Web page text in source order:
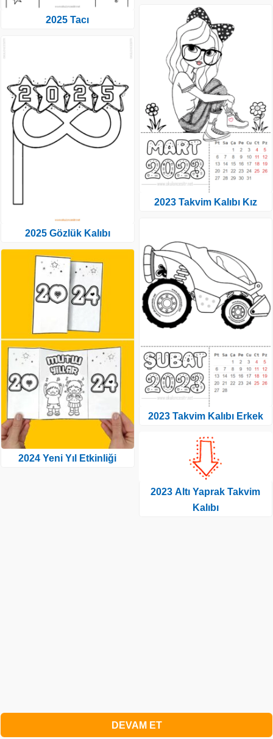
2025 Tacı
2025 Gözlük Kalıbı
2024 Yeni Yıl Etkinliği
2023 Takvim Kalıbı Kız
2023 Takvim Kalıbı Erkek
2023 Altı Yaprak Takvim
Kalıbı
DEVAM ET